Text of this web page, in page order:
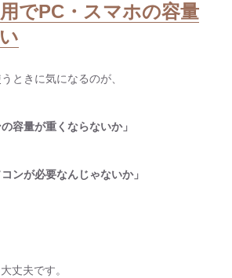
でPC・スマホの容量
ときに気になるのが、
容量が重くならないか」
ンが必要なんじゃないか」
丈夫です。